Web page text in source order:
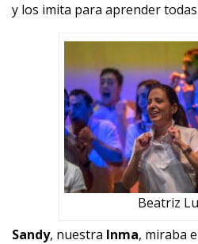
y los imita para aprender
Beatriz
Sandy, nuestra Inma, miraba